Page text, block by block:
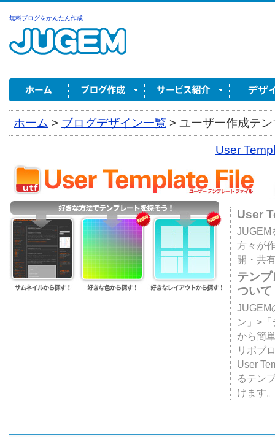
無料ブログをかんたん作成
ホーム > ブログデザイン一覧 > ユーザー作成テ
User
User
JUGEM
方々が
開・共
テン
ついて
JUGEM
ン」>
から簡
リポブ
User
るテン
けます